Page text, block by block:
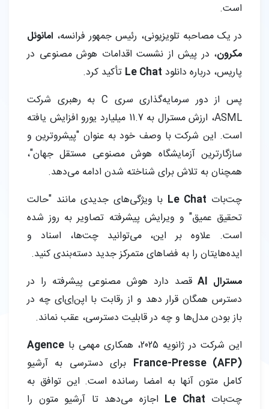
است.
در یک مصاحبه تلویزیونی، رئیس جمهور فرانسه، امانوئل
مکرون، در پیش از نشست اقدامات هوش مصنوعی در
پاریس، درباره دانلود Le Chat تأکید کرد.
پس از دور سرمایه‌گذاری سری C به رهبری شرکت
ASML، ارزش مسترال به 11.7 میلیارد یورو افزایش یافته
است. این شرکت با وصف خود به عنوان "پیشروترین و
سازگارترین آزمایشگاه هوش مصنوعی مستقل جهان"،
همچنان به تلاش برای شناخته شدن ادامه می‌دهد.
چت‌بات Le Chat با ویژگی‌های جدیدی مانند "حالت
تحقیق عمیق" و ویرایش پیشرفته تصاویر به روز شده
است. علاوه بر این، می‌توانید چت‌ها، اسناد و
ایده‌هایتان را به فضاهای متمرکز جدید دسته‌بندی کنید.
مسترال AI
قصد دارد هوش مصنوعی پیشرفته را در
دسترس همگان قرار دهد و از رقابت با اپن‌اِی‌ای چه در
باز بودن مدل‌ها و چه در قابلیت دسترسی، عقب نماند.
این شرکت در ژانویه 2025، همکاری مهمی با
Agence
France-Presse (AFP) برای دسترسی به آرشیو
کامل متون آنها به امضا رسانده است. این توافق به
چت‌بات Le Chat اجازه می‌دهد تا آرشیو متون را